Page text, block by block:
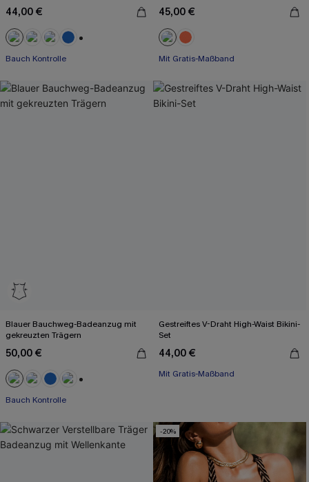
44,00 €
Bauch Kontrolle
45,00 €
Mit Gratis-Maßband
Blauer Bauchweg-Badeanzug mit
gekreuzten Trägern
50,00 €
Bauch Kontrolle
Gestreiftes V-Draht High-Waist Bikini-
Set
44,00 €
Mit Gratis-Maßband
-20%